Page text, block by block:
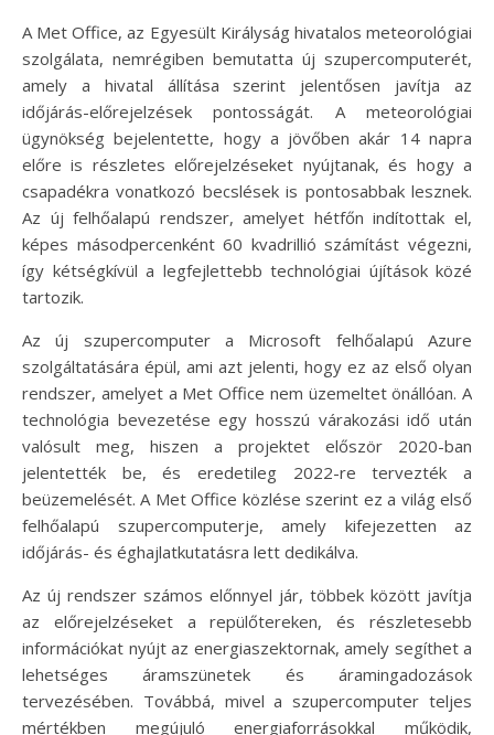
A Met Office, az Egyesült Királyság hivatalos meteorológiai
szolgálata, nemrégiben bemutatta új szupercomputerét,
amely a hivatal állítása szerint jelentősen javítja az
időjárás-előrejelzések pontosságát. A meteorológiai
ügynökség bejelentette, hogy a jövőben akár 14 napra
előre is részletes előrejelzéseket nyújtanak, és hogy a
csapadékra vonatkozó becslések is pontosabbak lesznek.
Az új felhőalapú rendszer, amelyet hétfőn indítottak el,
képes másodpercenként 60 kvadrillió számítást végezni,
így kétségkívül a legfejlettebb technológiai újítások közé
tartozik.
Az új szupercomputer a Microsoft felhőalapú Azure
szolgáltatására épül, ami azt jelenti, hogy ez az első olyan
rendszer, amelyet a Met Office nem üzemeltet önállóan. A
technológia bevezetése egy hosszú várakozási idő után
valósult meg, hiszen a projektet először 2020-ban
jelentették be, és eredetileg 2022-re tervezték a
beüzemelését. A Met Office közlése szerint ez a világ első
felhőalapú szupercomputerje, amely kifejezetten az
időjárás- és éghajlatkutatásra lett dedikálva.
Az új rendszer számos előnnyel jár, többek között javítja
az előrejelzéseket a repülőtereken, és részletesebb
információkat nyújt az energiaszektornak, amely segíthet a
lehetséges áramszünetek és áramingadozások
tervezésében. Továbbá, mivel a szupercomputer teljes
mértékben megújuló energiaforrásokkal működik,